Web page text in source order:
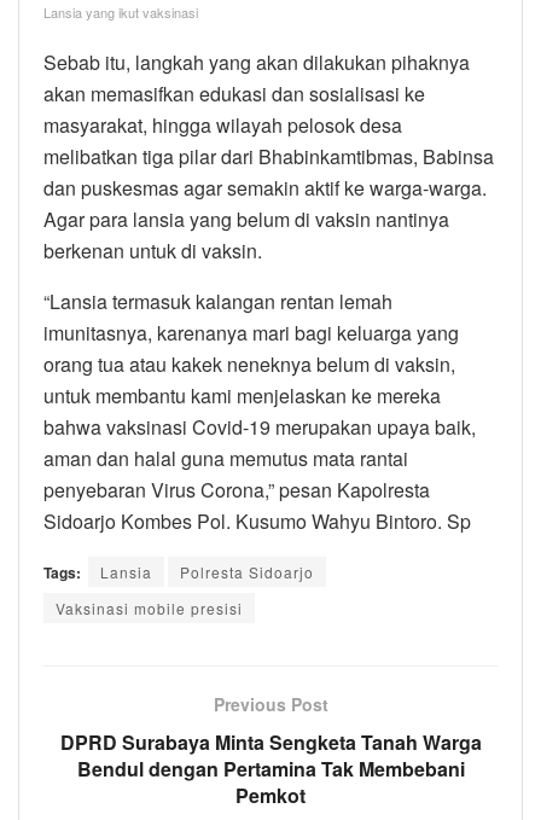
Lansia yang ikut vaksinasi
Sebab itu, langkah yang akan dilakukan pihaknya
akan memasifkan edukasi dan sosialisasi ke
masyarakat, hingga wilayah pelosok desa
melibatkan tiga pilar dari Bhabinkamtibmas, Babinsa
dan puskesmas agar semakin aktif ke warga-warga.
Agar para lansia yang belum di vaksin nantinya
berkenan untuk di vaksin.
“Lansia termasuk kalangan rentan lemah
imunitasnya, karenanya mari bagi keluarga yang
orang tua atau kakek neneknya belum di vaksin,
untuk membantu kami menjelaskan ke mereka
bahwa vaksinasi Covid-19 merupakan upaya baik,
aman dan halal guna memutus mata rantai
penyebaran Virus Corona,” pesan Kapolresta
Sidoarjo Kombes Pol. Kusumo Wahyu Bintoro. Sp
Tags: Lansia
Polresta Sidoarjo
Vaksinasi mobile presisi
Previous Post
DPRD Surabaya Minta Sengketa Tanah Warga
Bendul dengan Pertamina Tak Membebani
Pemkot